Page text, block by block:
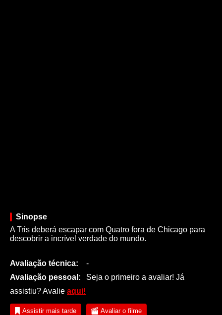
Sinopse
A Tris deberá escapar com Quatro fora de Chicago para
descobrir a incrível verdade do mundo.
Avaliação técnica:
-
Avaliação pessoal:
Seja o primeiro a avaliar! Já
assistiu? Avalie aqui!
Assistir mais tarde Avaliar o filme